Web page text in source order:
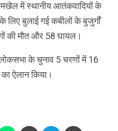
में स्थानीय आतंकवादियों के
बुलाई गई कबीलों के बुजुर्गों
की मौत और 58 घायल।
के चुनाव 5 चरणों में 16
ऐलान किया।